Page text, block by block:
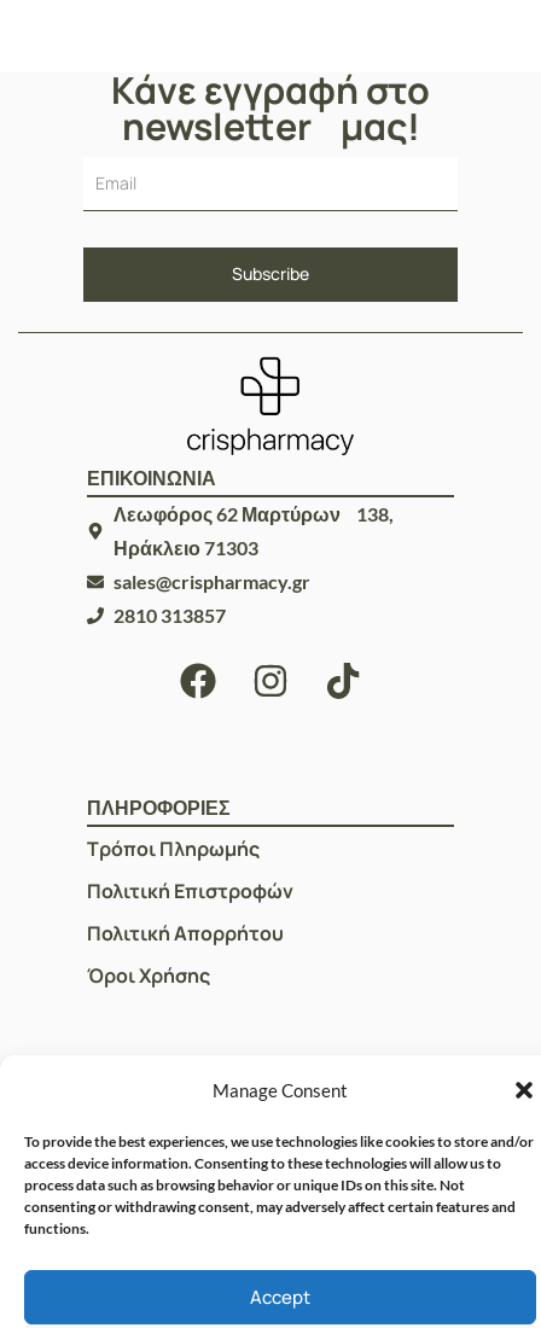
Manage Consent
To provide the best experiences, we use technologies like cookies to store and/or
access device information. Consenting to these technologies will allow us to
process data such as browsing behavior or unique IDs on this site. Not
consenting or withdrawing consent, may adversely affect certain features and
functions.
Accept
Κάνε εγγραφή στο
newsletter μας!
ΕΠΙΚΟΙΝΩΝΙΑ
Λεωφόρος 62 Μαρτύρων 138,
Ηράκλειο 71303
sales@crispharmacy.gr
2810 313857
ΠΛΗΡΟΦΟΡΙΕΣ
Τρόποι Πληρωμής
Πολιτική Επιστροφών
Πολιτική Απορρήτου
Όροι Χρήσης
Ο Λογαριασμός μου
Η Ομάδα μας
Επικοινωνία
© CRISPHARMACY.GR -
CRAFTED WITH ♡ BY
SOLVIT I.T. SOLUTIONS &